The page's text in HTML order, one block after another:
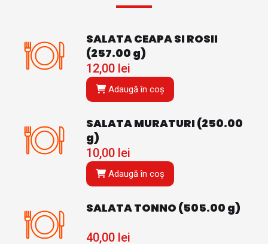
SALATA CEAPA SI ROSII
(257.00 g)
12,00 lei
Adaugă în coș
SALATA MURATURI (250.00
g)
10,00 lei
Adaugă în coș
SALATA TONNO (505.00 g)
40,00 lei